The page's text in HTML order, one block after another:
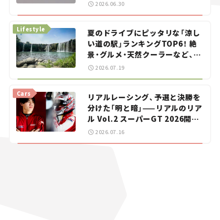
2026.06.30
夏のドライブにピッタリな「涼し
い道の駅」ランキングTOP6！ 絶
景・グルメ・天然クーラーなど、避
暑におすすめのスポットを紹介
Lifestyle
2026.07.19
リアルレーシング、予選と決勝を
分けた「明と暗」——リアルのリア
ル Vol.2 スーパーGT 2026開幕
戦 岡山国際サーキット
Cars
2026.07.16